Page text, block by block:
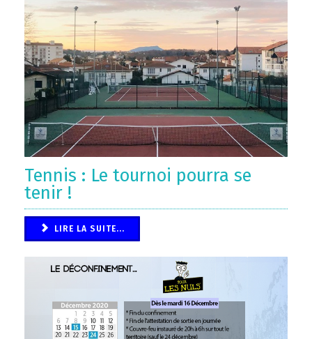
Tennis : Le tournoi pourra se
tenir !
LIRE LA SUITE...